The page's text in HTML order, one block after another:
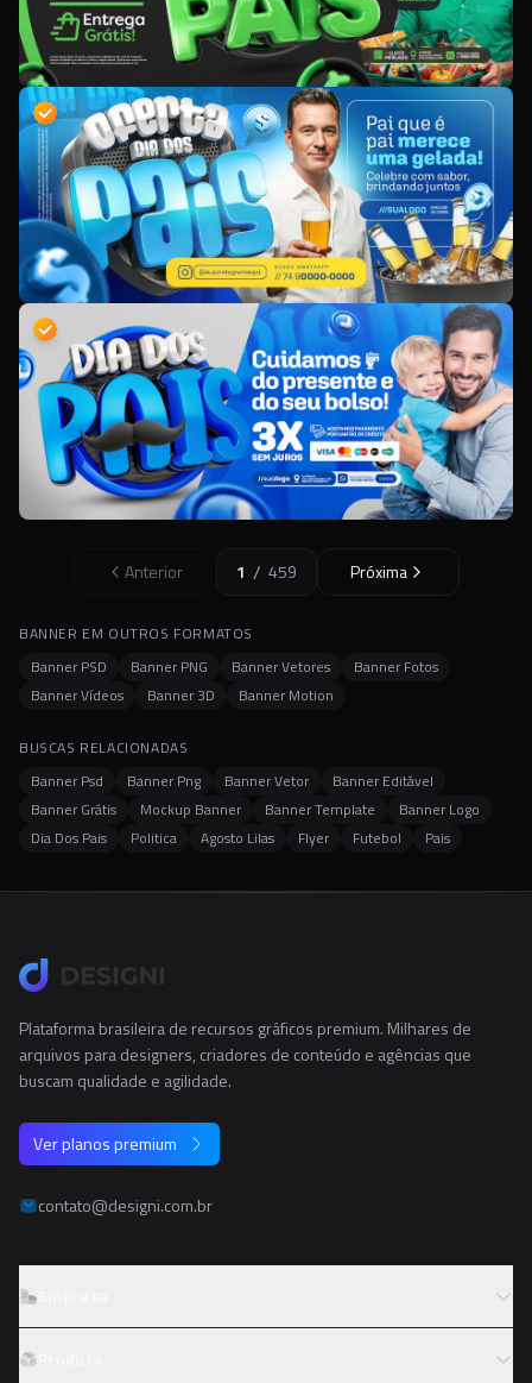
Anterior 1 / 459 Próxima
BANNER EM OUTROS FORMATOS
Banner PSD
Banner PNG Banner Vetores
Banner Fotos
Banner Vídeos
Banner 3D Banner Motion
BUSCAS RELACIONADAS
Banner Psd
Banner Png Banner Vetor
Banner Editável
Banner Grátis
Mockup Banner Banner Template
Banner Logo
Dia Dos Pais
Politica Agosto Lilas Flyer Futebol Pais
Plataforma brasileira de recursos gráficos premium. Milhares de
arquivos para designers, criadores de conteúdo e agências que
buscam qualidade e agilidade.
Ver planos premium
contato@designi.com.br